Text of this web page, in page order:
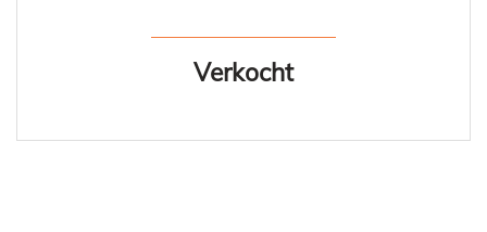
Verkocht